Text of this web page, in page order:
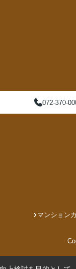
072-370-
マンション